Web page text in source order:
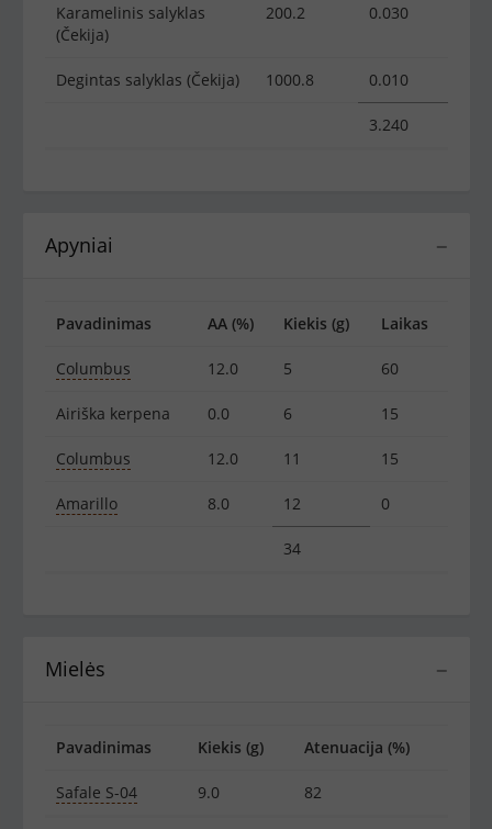
Karamelinis salyklas
(Čekija)
200.2 0.030
Degintas salyklas (Čekija) 1000.8 0.010
3.240
−
Apyniai
Pavadinimas AA (%) Kiekis (g) Laikas
Columbus 12.0 5 60
Airiška kerpena 0.0 6 15
Columbus 12.0 11 15
Amarillo 8.0 12 0
34
−
Mielės
Pavadinimas Kiekis (g) Atenuacija (%)
Safale S-04 9.0 82